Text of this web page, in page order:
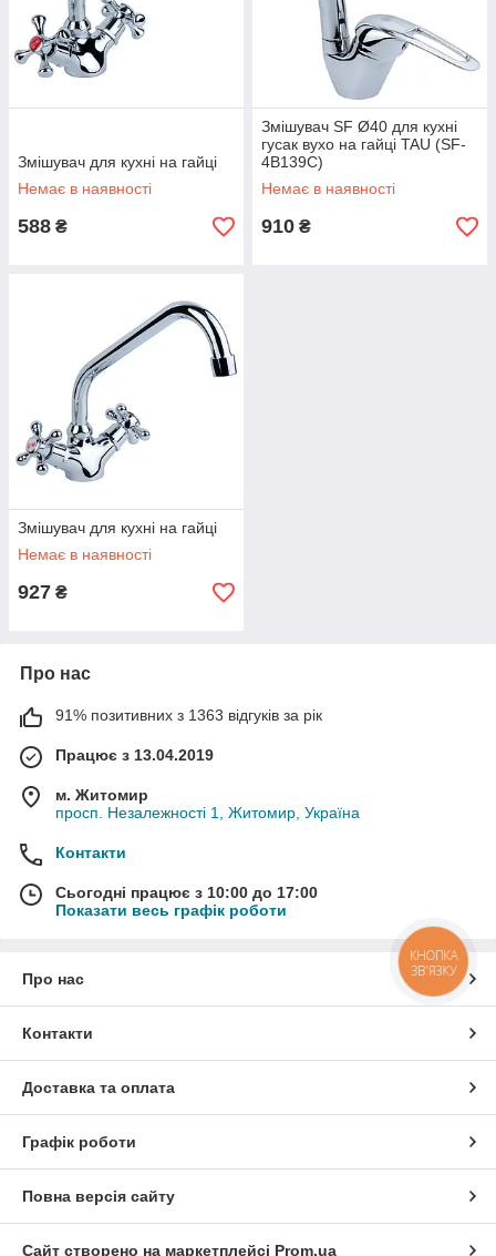
Змішувач для кухні на гайці
Немає в наявності
588 ₴
Змішувач SF Ø40 для кухні
гусак вухо на гайці TAU (SF-
4B139C)
Немає в наявності
910 ₴
Змішувач для кухні на гайці
Немає в наявності
927 ₴
Про нас
91% позитивних з 1363 відгуків за рік
Працює з 13.04.2019
м. Житомир
просп. Незалежності 1, Житомир, Україна
Контакти
Сьогодні працює з 10:00 до 17:00
Показати весь графік роботи
Про нас
Контакти
Доставка та оплата
Графік роботи
Повна версія сайту
Сайт створено на маркетплейсі Prom.ua
КНОПКА
ЗВ'ЯЗКУ